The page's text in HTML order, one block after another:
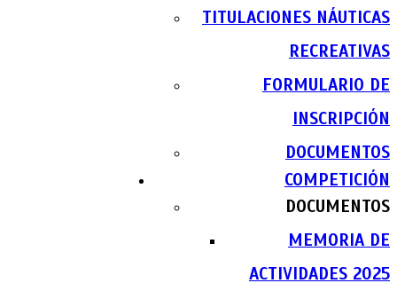
TITULACIONES NÁUTICAS
RECREATIVAS
FORMULARIO DE
INSCRIPCIÓN
DOCUMENTOS
COMPETICIÓN
DOCUMENTOS
MEMORIA DE
ACTIVIDADES 2025